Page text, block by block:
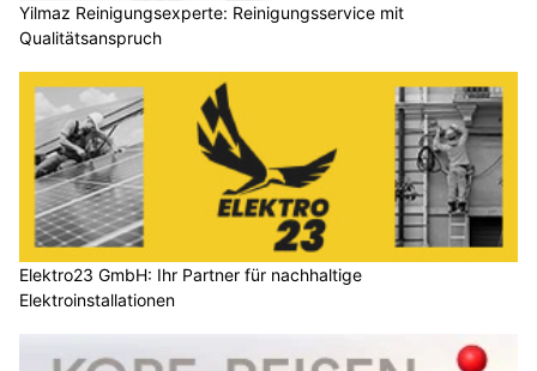
Yilmaz Reinigungsexperte: Reinigungsservice mit
Qualitätsanspruch
Elektro23 GmbH: Ihr Partner für nachhaltige
Elektroinstallationen